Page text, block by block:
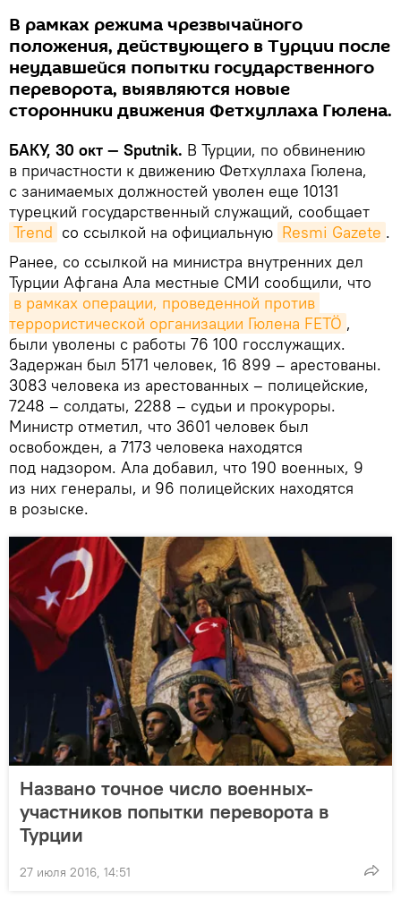
В рамках режима чрезвычайного
положения, действующего в Турции после
неудавшейся попытки государственного
переворота, выявляются новые
сторонники движения Фетхуллаха Гюлена.
БАКУ, 30 окт — Sputnik. В Турции, по обвинению
в причастности к движению Фетхуллаха Гюлена,
с занимаемых должностей уволен еще 10131
турецкий государственный служащий, сообщает
Trend со ссылкой на официальную Resmi Gazete .
Ранее, со ссылкой на министра внутренних дел
Турции Афгана Ала местные СМИ сообщили, что
в рамках операции, проведенной против
террористической организации Гюлена FETÖ ,
были уволены с работы 76 100 госслужащих.
Задержан был 5171 человек, 16 899 – арестованы.
3083 человека из арестованных – полицейские,
7248 – солдаты, 2288 – судьи и прокуроры.
Министр отметил, что 3601 человек был
освобожден, а 7173 человека находятся
под надзором. Ала добавил, что 190 военных, 9
из них генералы, и 96 полицейских находятся
в розыске.
Названо точное число военных-
участников попытки переворота в
Турции
27 июля 2016, 14:51